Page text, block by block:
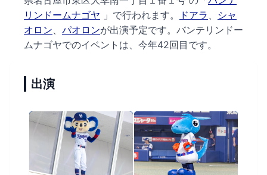
リンドームナゴヤ 」で行われます。 ドアラ 、 シャ
オロン、 パオロンが出演予定です。 バンテリンドー
ムナゴヤでのイベントは、今年42回目です。
出演